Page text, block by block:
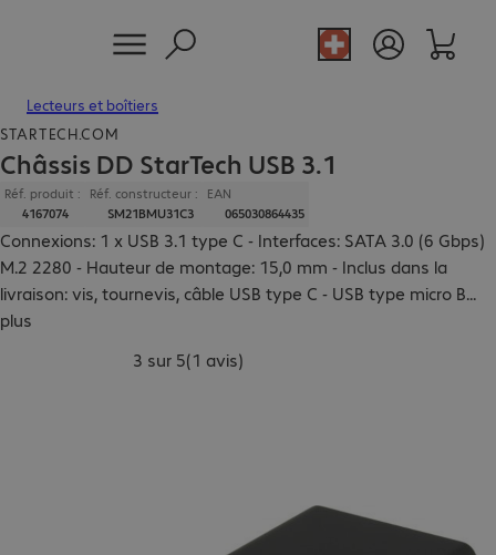
Lecteurs et boîtiers
STARTECH.COM
Châssis DD StarTech USB 3.1
Réf. produit :
4167074
Réf. constructeur :
SM21BMU31C3
EAN
065030864435
Connexions: 1 x USB 3.1 type C - Interfaces: SATA 3.0 (6 Gbps)
M.2 2280 - Hauteur de montage: 15,0 mm - Inclus dans la
livraison: vis, tournevis, câble USB type C - USB type micro B...
plus
3 sur 5(1 avis)